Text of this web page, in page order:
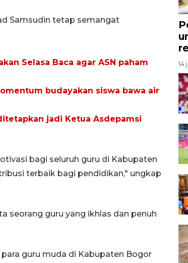
Samsudin tetap semangat
Selasa Baca agar ASN paham
budayakan siswa bawa air
jadi Ketua Asdepamsi
bagi seluruh guru di Kabupaten
terbaik bagi pendidikan," ungkap
seorang guru yang ikhlas dan penuh
guru muda di Kabupaten Bogor
14